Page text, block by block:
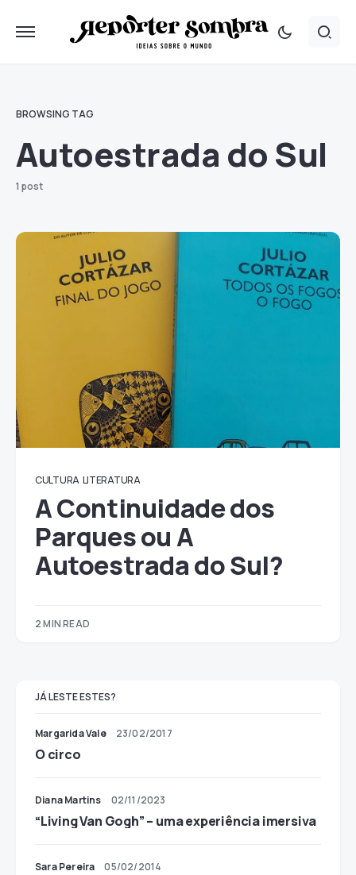
BROWSING TAG
Autoestrada do Sul
1 post
CULTURA LITERATURA
A Continuidade dos
Parques ou A
Autoestrada do Sul?
2 MIN READ
JÁ LESTE ESTES?
Margarida Vale 23/02/2017
O circo
Diana Martins 02/11/2023
“Living Van Gogh” – uma experiência imersiva
Sara Pereira 05/02/2014